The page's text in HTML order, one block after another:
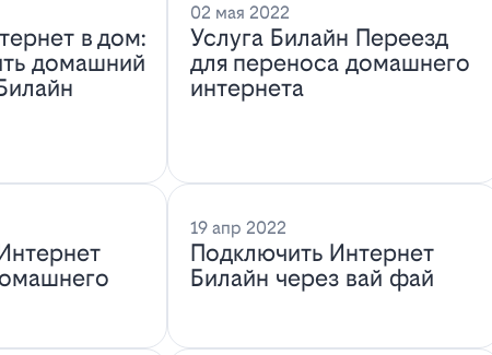
в дом:
домашний
02 мая 2022
Услуга Билайн Переезд
для переноса домашнего
интернета
19 апр 2022
Подключить Интернет
Билайн через вай фай